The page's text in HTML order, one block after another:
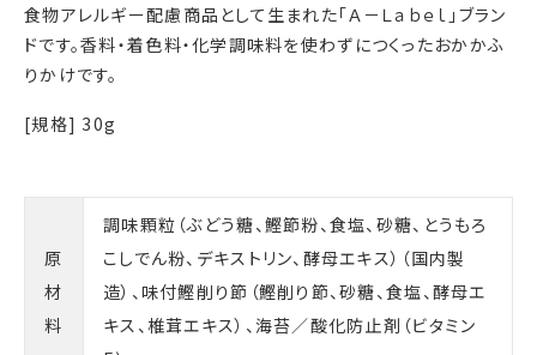
食物アレルギー配慮商品として生まれた「Ａ－Ｌａｂｅｌ」ブラン
ドです。香料・着色料・化学調味料を使わずにつくったおかかふ
りかけです。
[規格] 30g
原
材
料
調味顆粒（ぶどう糖、鰹節粉、食塩、砂糖、とうもろ
こしでん粉、デキストリン、酵母エキス）（国内製
造）、味付鰹削り節（鰹削り節、砂糖、食塩、酵母エ
キス、椎茸エキス）、海苔／酸化防止剤（ビタミン